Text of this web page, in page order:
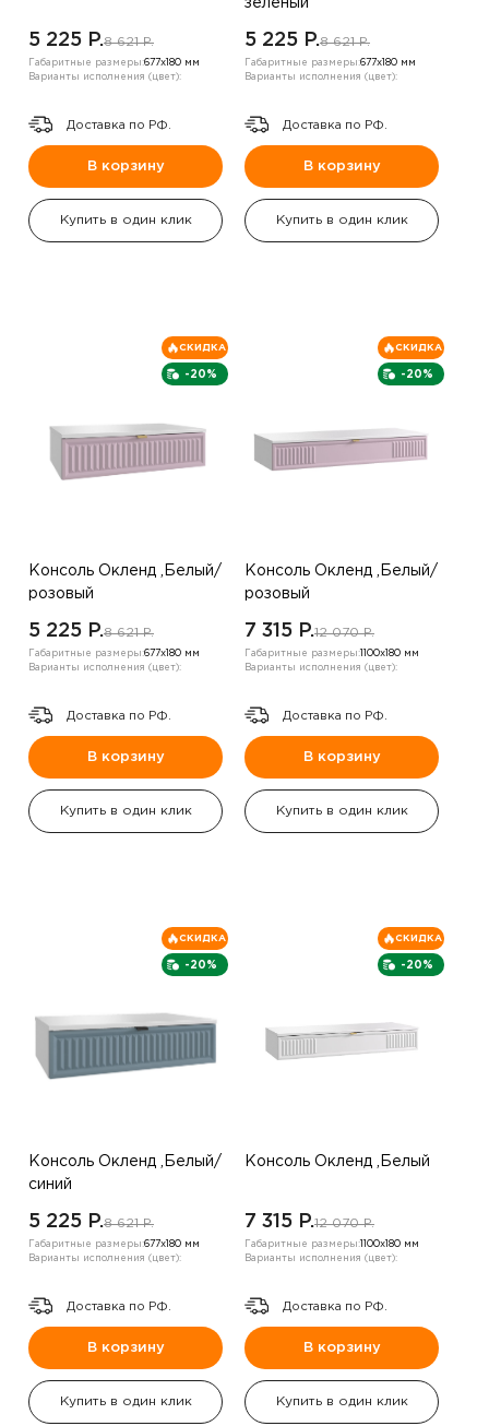
5 225 P.8 621 P.
Габаритные размеры:677х180 мм
Варианты исполнения (цвет):
Доставка по РФ.
В корзину
Купить в один клик
зеленый
5 225 P.8 621 P.
Габаритные размеры:677х180 мм
Варианты исполнения (цвет):
Доставка по РФ.
В корзину
Купить в один клик
-20%
СКИДКА
Консоль Окленд ,Белый/
розовый
5 225 P.8 621 P.
Габаритные размеры:677х180 мм
Варианты исполнения (цвет):
Доставка по РФ.
В корзину
Купить в один клик
-20%
СКИДКА
Консоль Окленд ,Белый/
розовый
7 315 P.12 070 P.
Габаритные размеры: 1100х180 мм
Варианты исполнения (цвет):
Доставка по РФ.
В корзину
Купить в один клик
-20%
СКИДКА
Консоль Окленд ,Белый/
синий
5 225 P.8 621 P.
Габаритные размеры:677х180 мм
Варианты исполнения (цвет):
Доставка по РФ.
В корзину
Купить в один клик
-20%
СКИДКА
Консоль Окленд ,Белый
7 315 P.12 070 P.
Габаритные размеры: 1100х180 мм
Варианты исполнения (цвет):
Доставка по РФ.
В корзину
Купить в один клик